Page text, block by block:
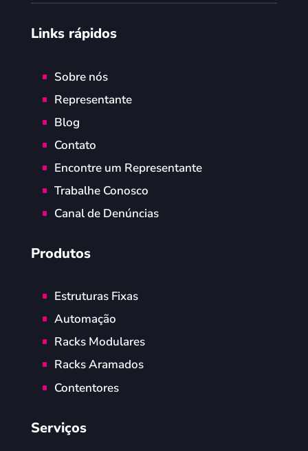
Links rápidos
Sobre nós
Representante
Blog
Contato
Encontre um Representante
Trabalhe Conosco
Canal de Denúncias
Produtos
Estruturas Fixas
Automação
Racks Modulares
Racks Aramados
Contentores
Serviços